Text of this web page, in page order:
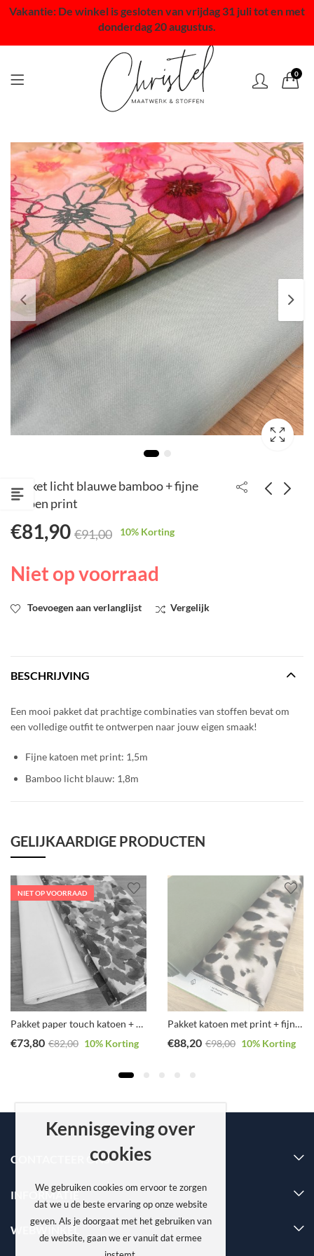
Vakantie: De winkel is gesloten van vrijdag 31 juli tot en met
donderdag 20 augustus.
0
Pakket licht blauwe bamboo + fijne
katoen print
€81,90 €91,00 10% Korting
Niet op voorraad
Toevoegen aan verlanglijst Vergelijk
BESCHRIJVING
Een mooi pakket dat prachtige combinaties van stoffen bevat om
een volledige outfit te ontwerpen naar jouw eigen smaak!
Fijne katoen met print: 1,5m
Bamboo licht blauw: 1,8m
GELIJKAARDIGE PRODUCTEN
NIET OP VOORRAAD
Pakket paper touch katoen + katoen met print
€73,80 €82,00 10% Korting
Pakket katoen met print + fijne tricot in donker groen
€88,20 €98,00 10% Korting
CONTACTEER ONS
INFORMATIE
WEBWINKEL
Kennisgeving over
cookies
We gebruiken cookies om ervoor te zorgen
dat we u de beste ervaring op onze website
geven. Als je doorgaat met het gebruiken van
de website, gaan we er vanuit dat ermee